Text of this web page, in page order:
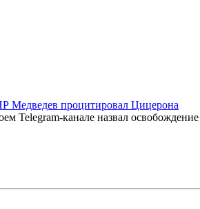
Медведев процитировал Цицерона
Telegram-канале назвал